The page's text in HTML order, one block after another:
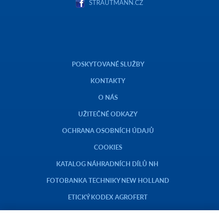
STRAUTMANN.CZ
POSKYTOVANÉ SLUŽBY
KONTAKTY
O NÁS
UŽITEČNÉ ODKAZY
OCHRANA OSOBNÍCH ÚDAJŮ
COOKIES
KATALOG NÁHRADNÍCH DÍLŮ NH
FOTOBANKA TECHNIKY NEW HOLLAND
ETICKÝ KODEX AGROFERT